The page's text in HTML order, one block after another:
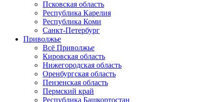
Псковская область
Республика Карелия
Республика Коми
Санкт-Петербург
Приволжье
Всё Приволжье
Кировская область
Нижегородская область
Оренбургская область
Пензенская область
Пермский край
Республика Башкортостан